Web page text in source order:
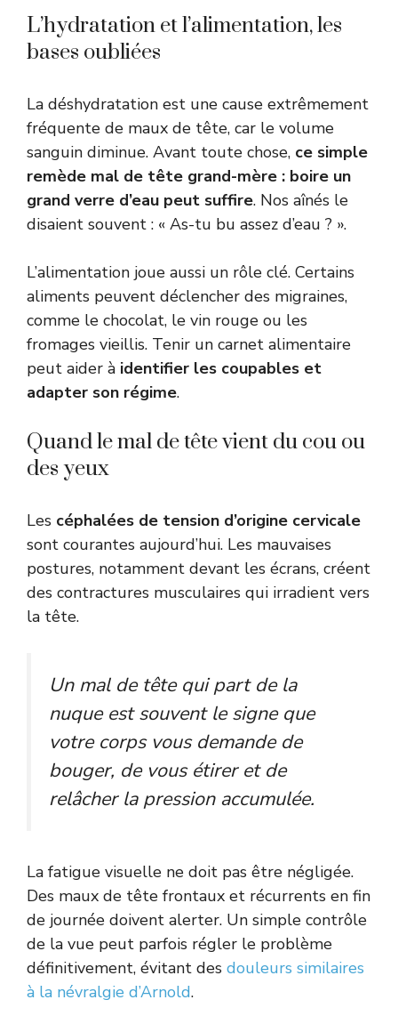
L’hydratation et l’alimentation, les
bases oubliées
La déshydratation est une cause extrêmement
fréquente de maux de tête, car le volume
sanguin diminue. Avant toute chose, ce simple
remède mal de tête grand-mère : boire un
grand verre d’eau peut suffire. Nos aînés le
disaient souvent : « As-tu bu assez d’eau ? ».
L’alimentation joue aussi un rôle clé. Certains
aliments peuvent déclencher des migraines,
comme le chocolat, le vin rouge ou les
fromages vieillis. Tenir un carnet alimentaire
peut aider à identifier les coupables et
adapter son régime.
Quand le mal de tête vient du cou ou
des yeux
Les céphalées de tension d’origine cervicale
sont courantes aujourd’hui. Les mauvaises
postures, notamment devant les écrans, créent
des contractures musculaires qui irradient vers
la tête.
Un mal de tête qui part de la
nuque est souvent le signe que
votre corps vous demande de
bouger, de vous étirer et de
relâcher la pression accumulée.
La fatigue visuelle ne doit pas être négligée.
Des maux de tête frontaux et récurrents en fin
de journée doivent alerter. Un simple contrôle
de la vue peut parfois régler le problème
définitivement, évitant des douleurs similaires
à la névralgie d’Arnold.